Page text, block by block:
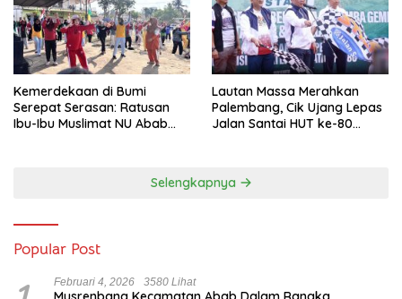
Kemerdekaan di Bumi
Serepat Serasan: Ratusan
Ibu-Ibu Muslimat NU Abab
Lautan Massa Merahkan
Palembang, Cik Ujang Lepas
Jalan Santai HUT ke-80
Selengkapnya
Popular Post
Februari 4, 2026 3580 Lihat